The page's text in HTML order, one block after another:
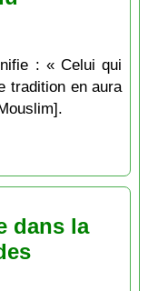
: « Celui qui
tradition en aura
dans la